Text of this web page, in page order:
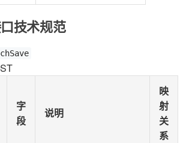
技术规范
字
段
说明
映
射
关
系